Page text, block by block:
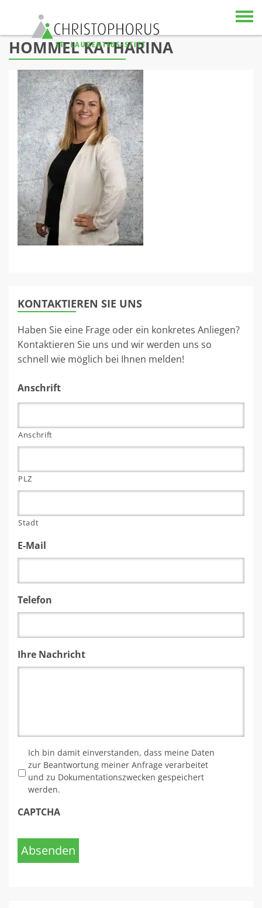
Skip to content
HOMMEL KATHARINA
KONTAKTIEREN SIE UNS
Haben Sie eine Frage oder ein konkretes Anliegen?
Kontaktieren Sie uns und wir werden uns so
schnell wie möglich bei Ihnen melden!
Anschrift
Anschrift
PLZ
Stadt
E-Mail
Telefon
Ihre Nachricht
Ich bin damit einverstanden, dass meine Daten
zur Beantwortung meiner Anfrage verarbeitet
und zu Dokumentationszwecken gespeichert
werden.
CAPTCHA
Absenden